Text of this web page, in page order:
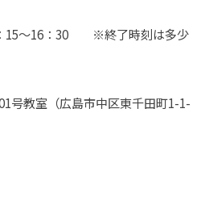
：15～16：30 ※終了時刻は多少
号教室（広島市中区東千田町1-1-